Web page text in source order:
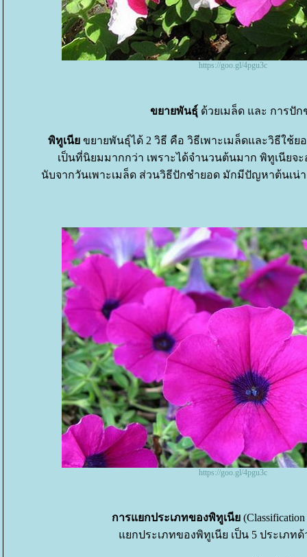
https://goo.gl/4pgu3c
ขยายพันธุ์ ด้วยเมล็ด และ การปัก
พิทูเนีขยายพันธุ์ได้ 2 วิธี คือ วิธีเพาะเมล็ดและวิธีใช้ย
เป็นที่นิยมมากกว่า เพราะได้จำนวนต้นมาก พิทูเนียจ
นับจากวันเพาะเมล็ด ส่วนวิธีปักชำยอด มักมีปัญหาต้นเ
https://goo.gl/4pgu3c
การแยกประเภทของพิทูเนี(Classification
กประเภทของพิทูเนีย เป็น 5 ประเภทด้